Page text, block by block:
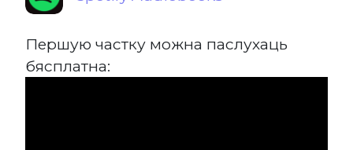
Першую частку можна паслухаць
бясплатна: